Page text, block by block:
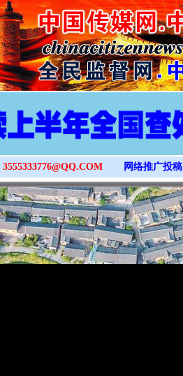
>
3555333776@QQ.COM 网络推广投稿